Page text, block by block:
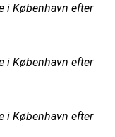
i København efter
i København efter
i København efter